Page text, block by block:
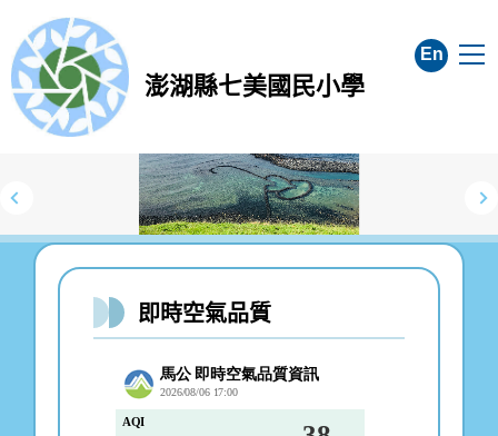
到
主
要
內
澎湖縣七美國民小學
En
即時空氣品質